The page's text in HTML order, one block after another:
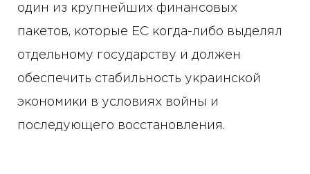
один из крупнейших финансовых
пакетов, которые ЕС когда-либо выделял
отдельному государству и должен
обеспечить стабильность украинской
экономики в условиях войны и
последующего восстановления.